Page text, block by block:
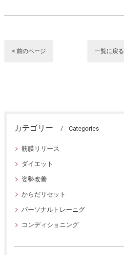
< 前のページ 一覧に戻る
カテゴリー Categories
筋膜リリース
ダイエット
姿勢改善
からだリセット
パーソナルトレーニグ
コンディショニング